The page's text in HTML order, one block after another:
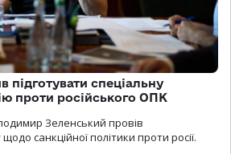
підготувати спеціальну
проти російського ОПК
Зеленський провів
санкційної політики проти росії.